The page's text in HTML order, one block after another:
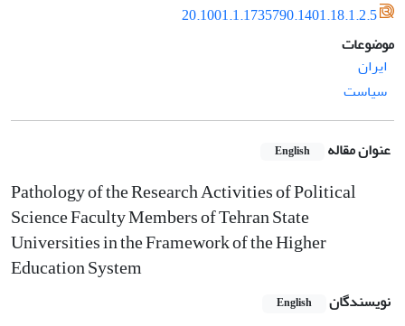
20.1001.1.1735790.1401.18.1.2.5
موضوعات
ایران
سیاست
عنوان مقاله English
Pathology of the Research Activities of Political
Science Faculty Members ‎of Tehran State
Universities in the Framework of the Higher
Education ‎System
نویسندگان English